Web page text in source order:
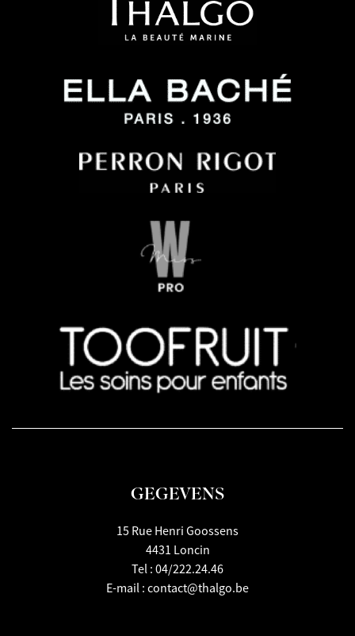
GEGEVENS
15 Rue Henri Goossens
4431 Loncin
Tel : 04/222.24.46
E-mail : contact@thalgo.be